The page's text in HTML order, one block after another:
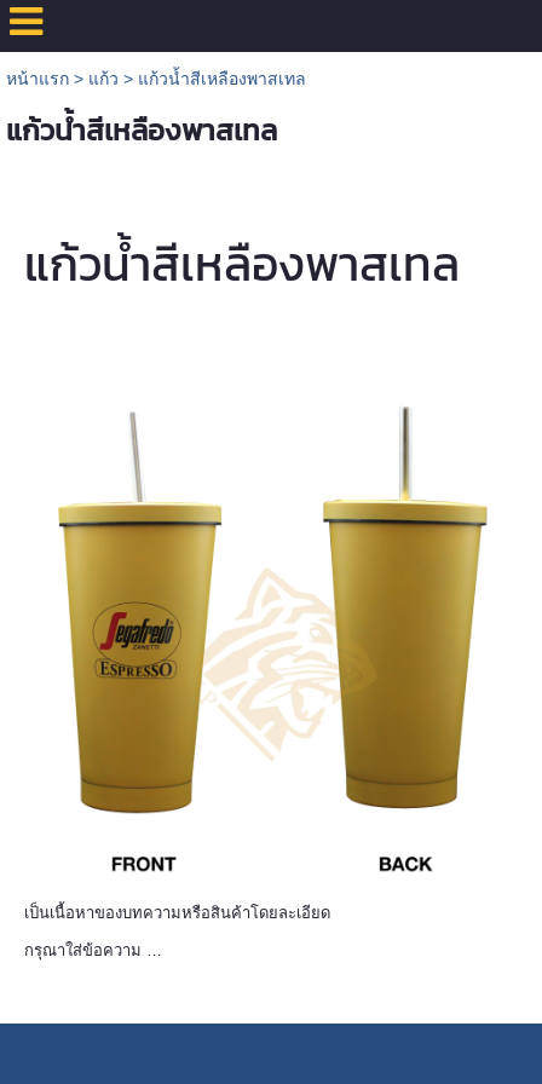
หน้าแรก> แก้ว > แก้วน้ำสีเหลืองพาสเทล
แก้วน้ำสีเหลืองพาสเทล
แก้วน้ำสีเหลืองพาสเทล
เป็นเนื้อหาของบทความหรือสินค้าโดยละเอียด
กรุณาใส่ข้อความ …